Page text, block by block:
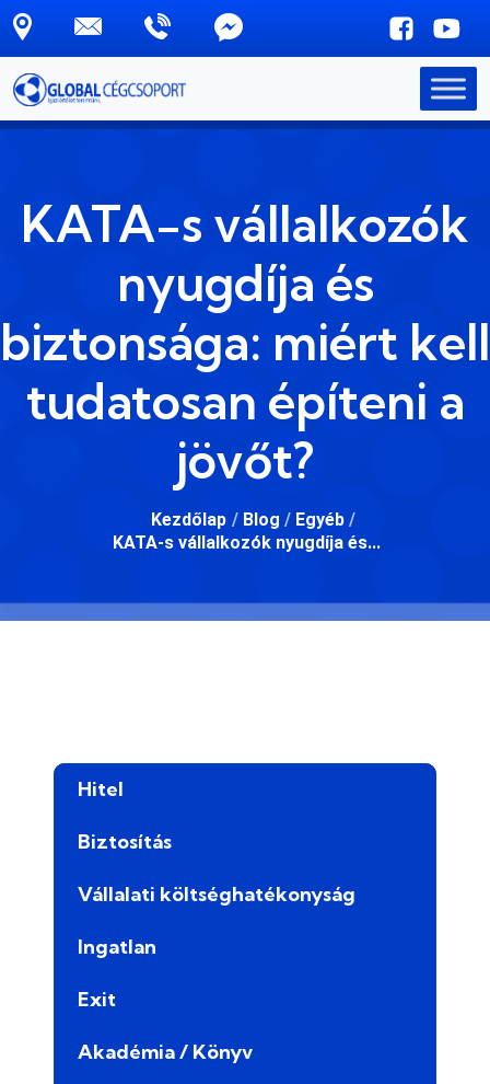
Skip to main content
KATA-s vállalkozók
nyugdíja és
biztonsága: miért kell
tudatosan építeni a
jövőt?
Kezdőlap / Blog / Egyéb /
KATA-s vállalkozók nyugdíja és...
Hitel
Biztosítás
Vállalati költséghatékonyság
Ingatlan
Exit
Akadémia / Könyv